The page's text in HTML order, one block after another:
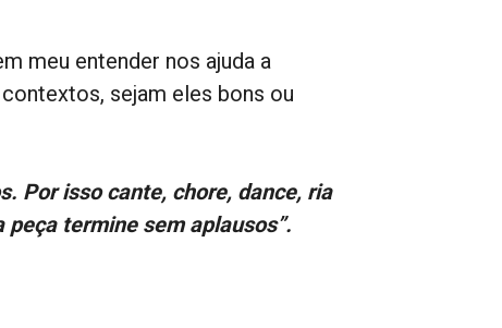
meu entender nos ajuda a
sejam eles bons ou
Por isso cante, chore, dance, ria
termine sem aplausos”.